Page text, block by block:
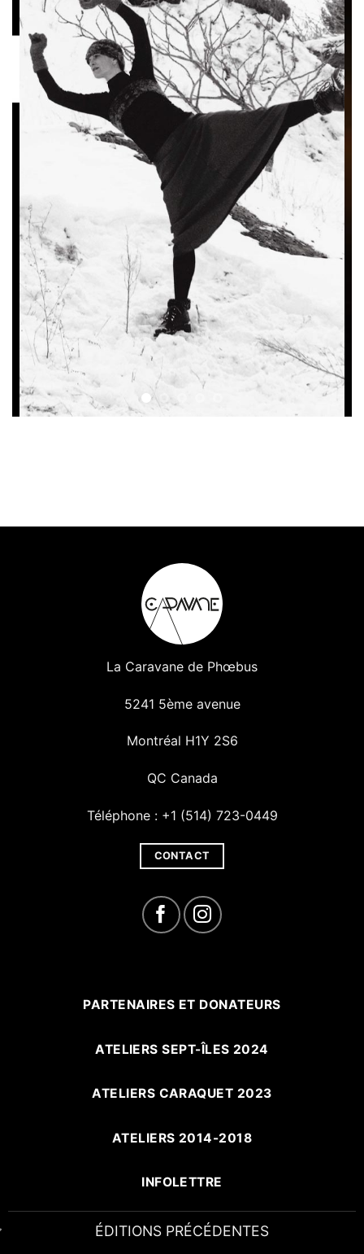
La Caravane de Phœbus
5241 5ème avenue
Montréal H1Y 2S6
QC Canada
Téléphone : +1 (514) 723-0449
CONTACT
PARTENAIRES ET DONATEURS
ATELIERS SEPT-ÎLES 2024
ATELIERS CARAQUET 2023
ATELIERS 2014-2018
INFOLETTRE
ÉDITIONS PRÉCÉDENTES